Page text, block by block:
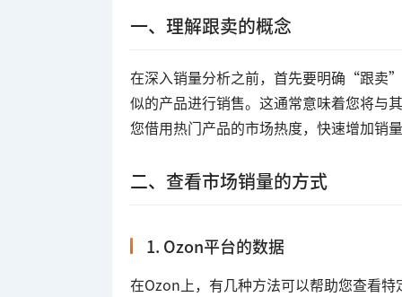
一、理解跟卖的概念
在深入销量分析之前，首先要明确“跟卖
似的产品进行销售。这通常意味着您将与
您借用热门产品的市场热度，快速增加销
二、查看市场销量的方式
1. Ozon平台的数据
在Ozon上，有几种方法可以帮助您查看特